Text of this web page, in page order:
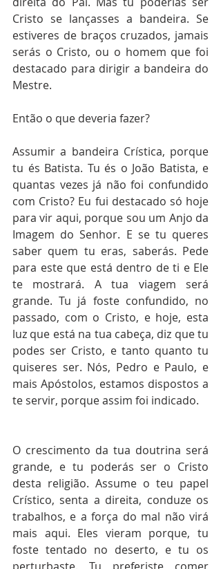
Cristo se lançasses a bandeira. Se
estiveres de braços cruzados, jamais
serás o Cristo, ou o homem que foi
destacado para dirigir a bandeira do
Mestre.
Então o que deveria fazer?
Assumir a bandeira Crística, porque
tu és Batista. Tu és o João Batista, e
quantas vezes já não foi confundido
com Cristo? Eu fui destacado só hoje
para vir aqui, porque sou um Anjo da
Imagem do Senhor. E se tu queres
saber quem tu eras, saberás. Pede
para este que está dentro de ti e Ele
te mostrará. A tua viagem será
grande. Tu já foste confundido, no
passado, com o Cristo, e hoje, esta
luz que está na tua cabeça, diz que tu
podes ser Cristo, e tanto quanto tu
quiseres ser. Nós, Pedro e Paulo, e
mais Apóstolos, estamos dispostos a
te servir, porque assim foi indicado.
O crescimento da tua doutrina será
grande, e tu poderás ser o Cristo
desta religião. Assume o teu papel
Crístico, senta a direita, conduze os
trabalhos, e a força do mal não virá
mais aqui. Eles vieram porque, tu
foste tentado no deserto, e tu os